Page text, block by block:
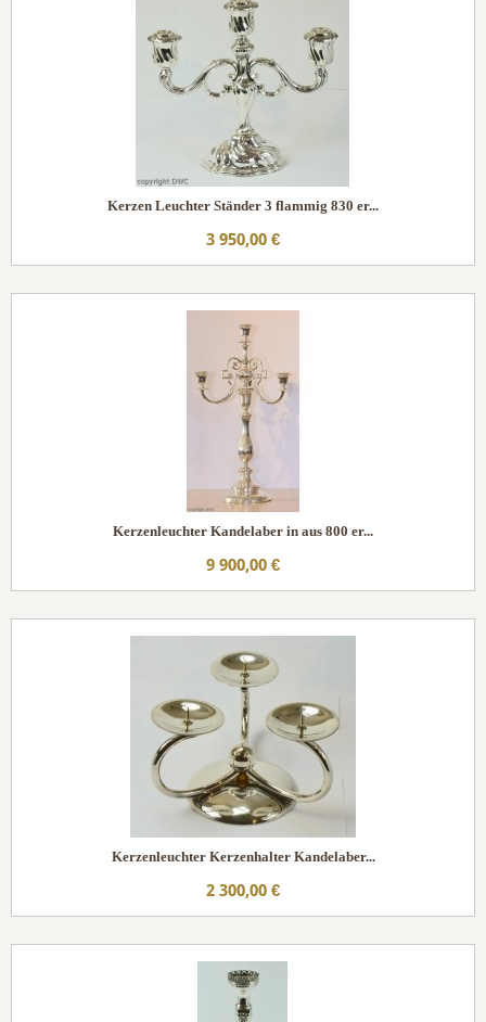
Kerzen Leuchter Ständer 3 flammig 830 er...
3 950,00 €
Kerzenleuchter Kandelaber in aus 800 er...
9 900,00 €
Kerzenleuchter Kerzenhalter Kandelaber...
2 300,00 €